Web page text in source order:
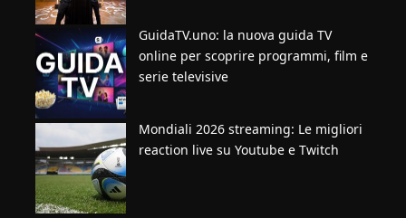
GuidaTV.uno: la nuova guida TV
online per scoprire programmi, film e
serie televisive
Mondiali 2026 streaming: Le migliori
reaction live su Youtube e Twitch